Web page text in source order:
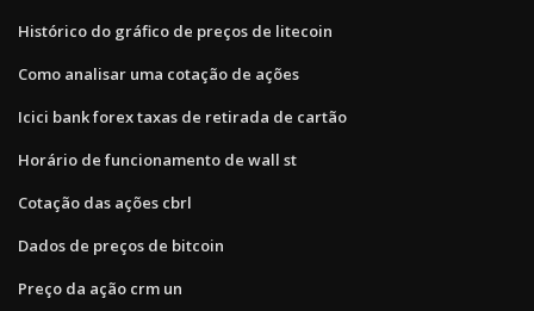
Histórico do gráfico de preços de litecoin
Como analisar uma cotação de ações
Icici bank forex taxas de retirada de cartão
Horário de funcionamento de wall st
Cotação das ações cbrl
Dados de preços de bitcoin
Preço da ação crm un